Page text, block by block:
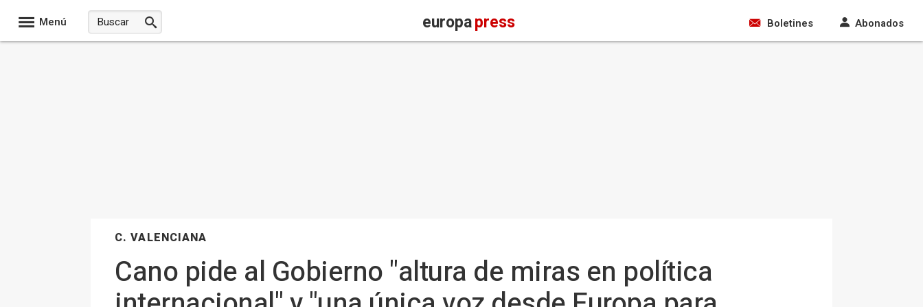
Menú europapress Boletines Abonados
C. VALENCIANA
Cano pide al Gobierno "altura de miras en política